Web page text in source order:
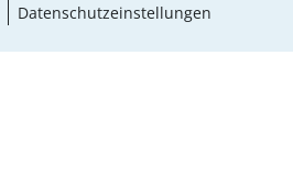
Datenschutzeinstellungen